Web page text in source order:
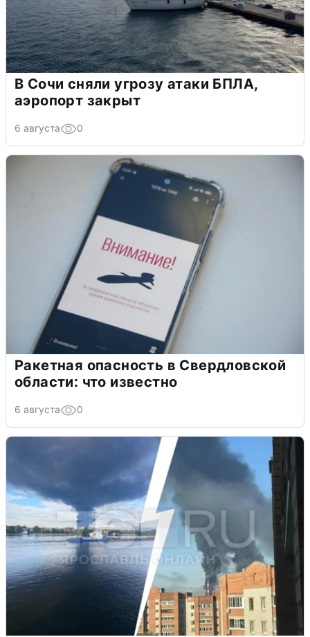
В Сочи сняли угрозу атаки БПЛА,
аэропорт закрыт
6 августа 0
Ракетная опасность в Свердловской
области: что известно
6 августа 0